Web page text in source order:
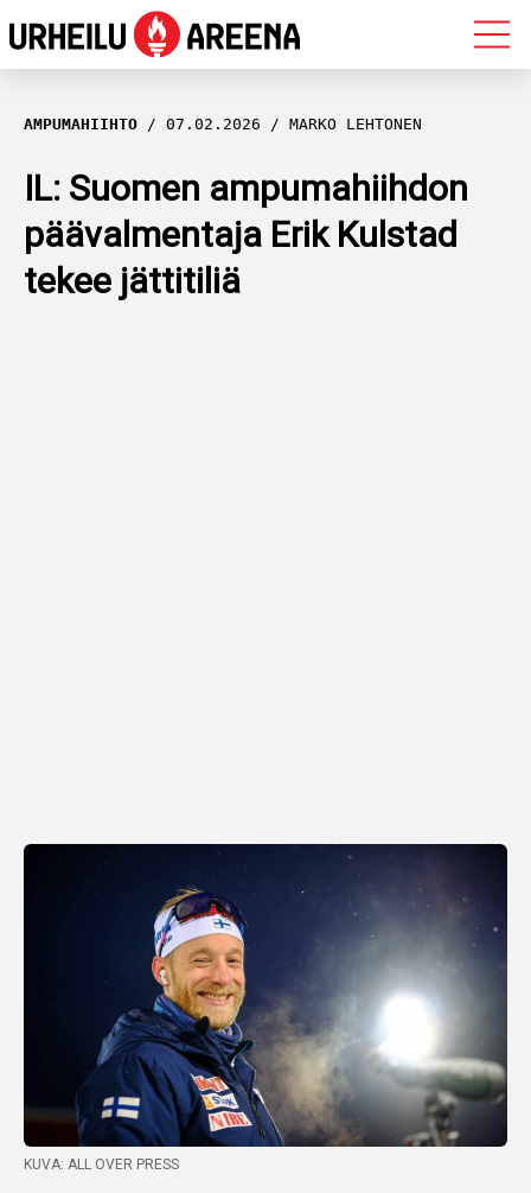
OLYMPIALAISET
MAASTOHIIHTO
AMPUMAHIIHTO
YLEISURHEILU
AMPUMAHIIHTO 07.02.2026 MARKO LEHTONEN
IL: Suomen ampumahiihdon
päävalmentaja Erik Kulstad
tekee jättitiliä
KUVA: ALL OVER PRESS